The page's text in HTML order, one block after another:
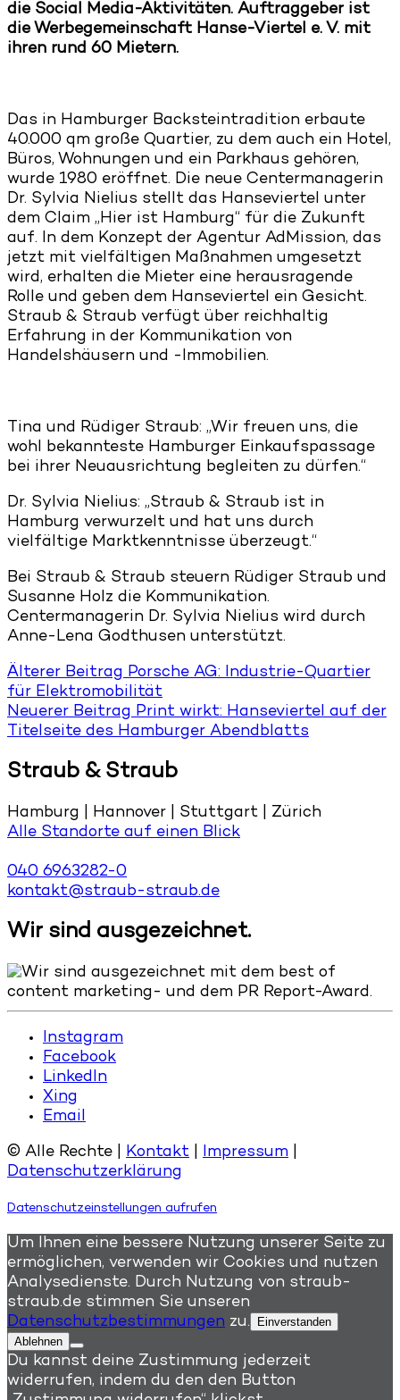
die Social Media-Aktivitäten. Auftraggeber ist
die Werbegemeinschaft Hanse-Viertel e. V. mit
ihren rund 60 Mietern.
Das in Hamburger Backsteintradition erbaute
40.000 qm große Quartier, zu dem auch ein Hotel,
Büros, Wohnungen und ein Parkhaus gehören,
wurde 1980 eröffnet. Die neue Centermanagerin
Dr. Sylvia Nielius stellt das Hanseviertel unter
dem Claim „Hier ist Hamburg“ für die Zukunft
auf. In dem Konzept der Agentur AdMission, das
jetzt mit vielfältigen Maßnahmen umgesetzt
wird, erhalten die Mieter eine herausragende
Rolle und geben dem Hanseviertel ein Gesicht.
Straub & Straub verfügt über reichhaltig
Erfahrung in der Kommunikation von
Handelshäusern und -Immobilien.
Tina und Rüdiger Straub: „Wir freuen uns, die
wohl bekannteste Hamburger Einkaufspassage
bei ihrer Neuausrichtung begleiten zu dürfen.“
Dr. Sylvia Nielius: „Straub & Straub ist in
Hamburg verwurzelt und hat uns durch
vielfältige Marktkenntnisse überzeugt.“
Bei Straub & Straub steuern Rüdiger Straub und
Susanne Holz die Kommunikation.
Centermanagerin Dr. Sylvia Nielius wird durch
Anne-Lena Godthusen unterstützt.
Älterer Beitrag Porsche AG: Industrie-Quartier
für Elektromobilität
Neuerer Beitrag Print wirkt: Hanseviertel auf der
Titelseite des Hamburger Abendblatts
Straub & Straub
Hamburg | Hannover | Stuttgart | Zürich
Alle Standorte auf einen Blick
040 6963282-0
kontakt@straub-straub.de
Wir sind ausgezeichnet.
Instagram
Facebook
LinkedIn
Xing
Email
© Alle Rechte | Kontakt Impressum
Datenschutzerklärung
Datenschutzeinstellungen aufrufen
Um Ihnen eine bessere Nutzung unserer Seite zu
ermöglichen, verwenden wir Cookies und nutzen
Analysedienste. Durch Nutzung von straub-
straub.de stimmen Sie unseren
Datenschutzbestimmungen zu.
Einverstanden
Ablehnen
Du kannst deine Zustimmung jederzeit
widerrufen, indem du den den Button